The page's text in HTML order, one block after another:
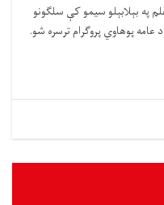
په بېلابېلو سیمو کې سلګونو
د عامه پوهاوي پروګرام ترسره شو.